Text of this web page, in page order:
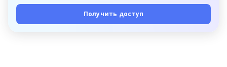
Получить доступ